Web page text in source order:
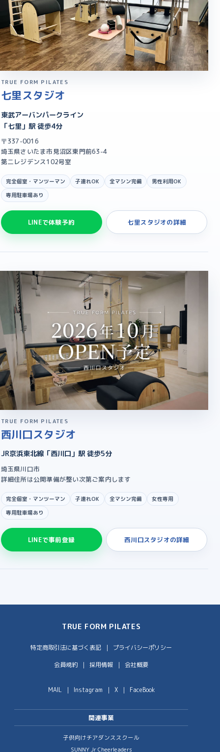
TRUE FORM PILATES
七里スタジオ
東武アーバンパークライン
「七里」駅 徒歩4分
〒337-0016
埼玉県さいたま市見沼区東門前63-4
第二レジデンス102号室
完全個室・マンツーマン 子連れOK 全マシン完備
男性利用OK
専用駐車場あり
LINEで体験予約 七里スタジオの詳細
TRUE FORM PILATES
西川口スタジオ
JR京浜東北線「西川口」駅 徒歩5分
埼玉県川口市
詳細住所は公開準備が整い次第ご案内します
完全個室・マンツーマン 子連れOK 全マシン完備
女性専用
専用駐車場あり
LINEで事前登録 西川口スタジオの詳細
TRUE FORM PILATES
特定商取引法に基づく表記 プライバシーポリシー
会員規約 採用情報 会社概要
MAIL Instagram X FaceBook
関連事業
子供向けチアダンススクール
SUNNY Jr Cheerleaders